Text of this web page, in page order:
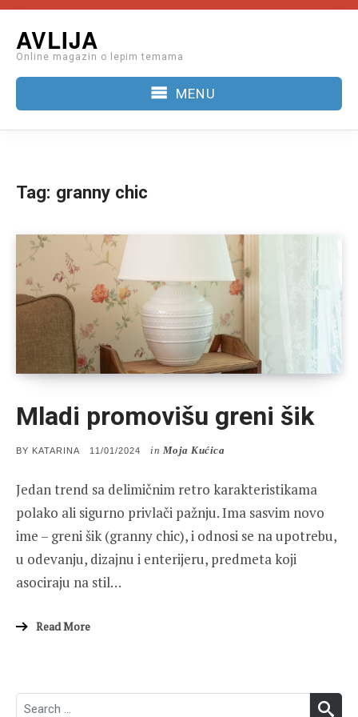
content
AVLIJA
Online magazin o lepim temama
MENU
Tag: granny chic
Mladi promovišu greni šik
BY KATARINA
POSTED
11/01/2024 in Moja Kućica
Jedan trend sa delimičnim retro karakteristikama
polako ali sigurno privlači pažnju. Ima sasvim novo
ime – greni šik (granny chic), i odnosi se na upotrebu,
u odevanju, dizajnu i enterijeru, predmeta koji
asociraju na stil…
Read More
Search